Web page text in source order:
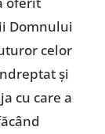
Domnului
celor
și
cu care a